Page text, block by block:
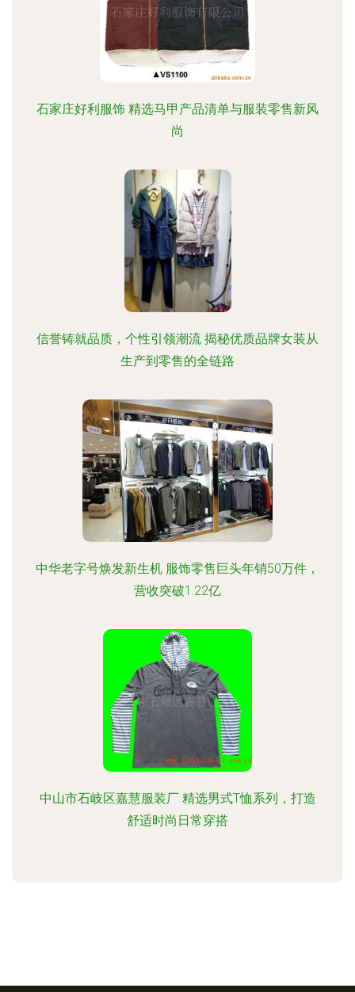
石家庄好利服饰 精选马甲产品清单与服装零售新风
尚
信誉铸就品质，个性引领潮流 揭秘优质品牌女装从
生产到零售的全链路
中华老字号焕发新生机 服饰零售巨头年销50万件，
营收突破1.22亿
中山市石岐区嘉慧服装厂 精选男式T恤系列，打造
舒适时尚日常穿搭